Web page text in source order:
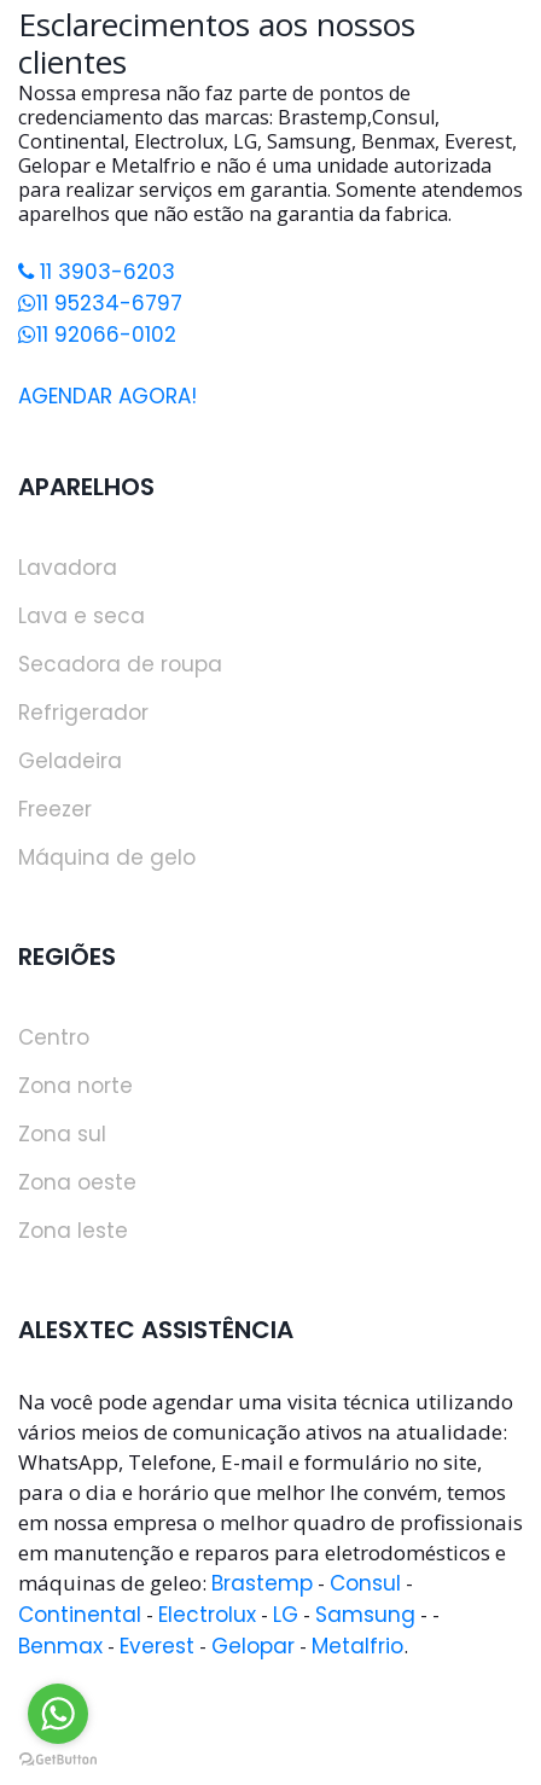
Esclarecimentos aos nossos
clientes
Nossa empresa não faz parte de pontos de
credenciamento das marcas: Brastemp,Consul,
Continental, Electrolux, LG, Samsung, Benmax, Everest,
Gelopar e Metalfrio e não é uma unidade autorizada
para realizar serviços em garantia. Somente atendemos
aparelhos que não estão na garantia da fabrica.
11 3903-6203
11 95234-6797
11 92066-0102
AGENDAR AGORA!
APARELHOS
Lavadora
Lava e seca
Secadora de roupa
Refrigerador
Geladeira
Freezer
Máquina de gelo
REGIÕES
Centro
Zona norte
Zona sul
Zona oeste
Zona leste
ALESXTEC ASSISTÊNCIA
Na você pode agendar uma visita técnica utilizando
vários meios de comunicação ativos na atualidade:
WhatsApp, Telefone, E-mail e formulário no site,
para o dia e horário que melhor lhe convém, temos
em nossa empresa o melhor quadro de profissionais
em manutenção e reparos para eletrodomésticos e
máquinas de geleo: Brastemp - Consul -
Continental - Electrolux - LG - Samsung - -
Benmax - Everest - Gelopar - Metalfrio.